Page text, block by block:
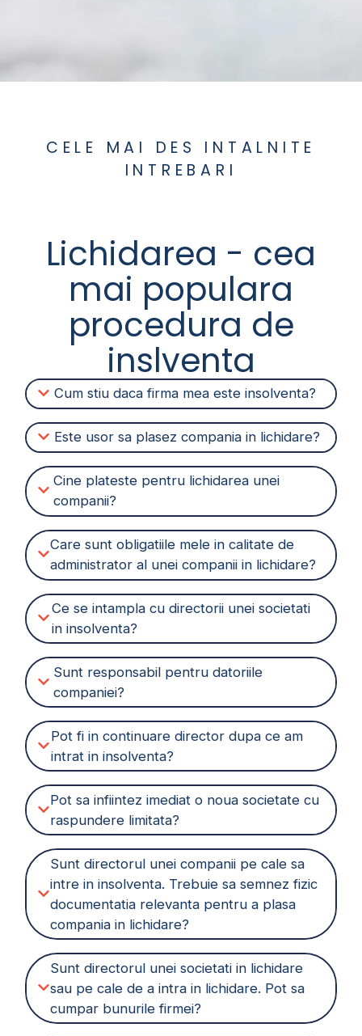
CELE MAI DES INTALNITE
INTREBARI
Lichidarea - cea
mai populara
procedura de
inslventa
Cum stiu daca firma mea este insolventa?
Este usor sa plasez compania in lichidare?
Cine plateste pentru lichidarea unei
companii?
Care sunt obligatiile mele in calitate de
administrator al unei companii in lichidare?
Ce se intampla cu directorii unei societati
in insolventa?
Sunt responsabil pentru datoriile
companiei?
Pot fi in continuare director dupa ce am
intrat in insolventa?
Pot sa infiintez imediat o noua societate cu
raspundere limitata?
Sunt directorul unei companii pe cale sa
intre in insolventa. Trebuie sa semnez fizic
documentatia relevanta pentru a plasa
compania in lichidare?
Sunt directorul unei societati in lichidare
sau pe cale de a intra in lichidare. Pot sa
cumpar bunurile firmei?